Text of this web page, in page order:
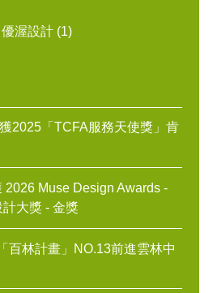
渥設計 (1)
2025「TCFA服務天使獎」肯
2026 Muse Design Awards -
大獎 - 金獎
百林計畫」NO.13前進雲林中